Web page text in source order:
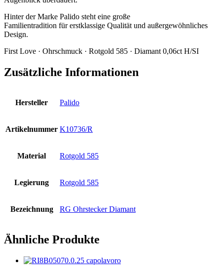
Hinter der Marke Palido steht eine große
Familientradition für erstklassige Qualität und außergewöhnliches
Design.
First Love · Ohrschmuck · Rotgold 585 · Diamant 0,06ct H/SI
Zusätzliche Informationen
Hersteller Palido
Artikelnummer K10736/R
Material Rotgold 585
Legierung Rotgold 585
Bezeichnung RG Ohrstecker Diamant
Ähnliche Produkte